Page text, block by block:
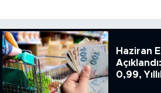
Haziran
0,99,